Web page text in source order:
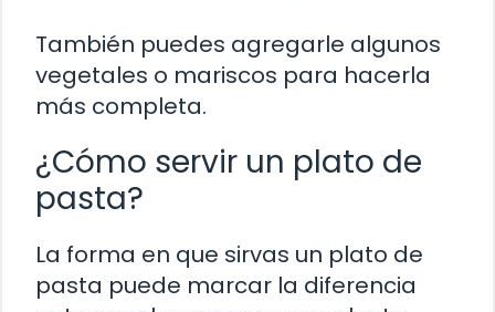
También puedes agregarle algunos
vegetales o mariscos para hacerla
más completa.
¿Cómo servir un plato de
pasta?
La forma en que sirvas un plato de
pasta puede marcar la diferencia